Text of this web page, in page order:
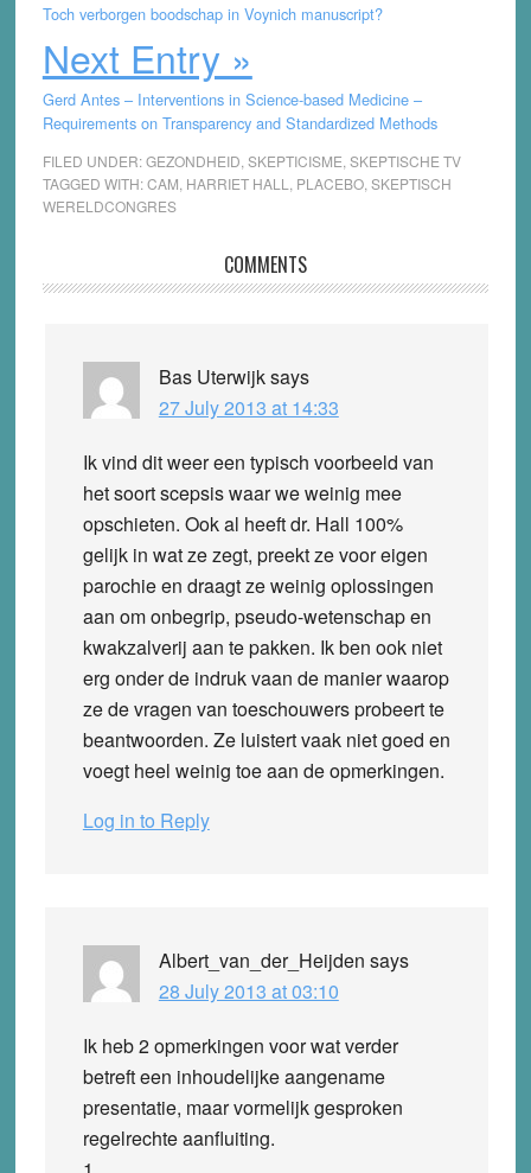
Toch verborgen boodschap in Voynich manuscript?
Next Entry »
Gerd Antes – Interventions in Science-based Medicine –
Requirements on Transparency and Standardized Methods
FILED UNDER:GEZONDHEID SKEPTICISME SKEPTISCHE TV
TAGGED WITH:CAM HARRIET HALL PLACEBO, SKEPTISCH
WERELDCONGRES
Interactions
COMMENTS
Bas Uterwijksays
27 July 2013 at 14:33
Ik vind dit weer een typisch voorbeeld van
het soort scepsis waar we weinig mee
opschieten. Ook al heeft dr. Hall 100%
gelijk in wat ze zegt, preekt ze voor eigen
parochie en draagt ze weinig oplossingen
aan om onbegrip, pseudo-wetenschap en
kwakzalverij aan te pakken. Ik ben ook niet
erg onder de indruk vaan de manier waarop
ze de vragen van toeschouwers probeert te
beantwoorden. Ze luistert vaak niet goed en
voegt heel weinig toe aan de opmerkingen.
Log in to Reply
Albert_van_der_Heijden says
28 July 2013 at 03:10
Ik heb 2 opmerkingen voor wat verder
betreft een inhoudelijke aangename
presentatie, maar vormelijk gesproken
regelrechte aanfluiting.